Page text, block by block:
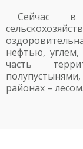
Сейчас в
нефтью,
часть
районах – лесом.